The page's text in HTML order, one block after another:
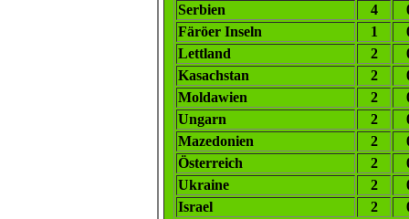
Serbien
4
Färöer Inseln
1
Lettland
2
Kasachstan
2
Moldawien
2
Ungarn
2
Mazedonien
2
Österreich
2
Ukraine
2
Israel
2